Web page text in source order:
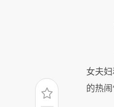
“
女夫
的热